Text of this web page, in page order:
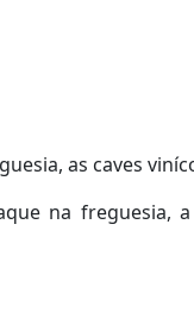
as caves
na freguesia,